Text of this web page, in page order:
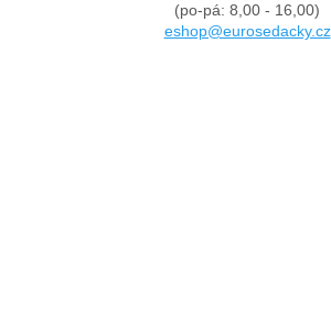
(po-pá: 8,00 - 16,00)
eshop@eurosedacky.cz